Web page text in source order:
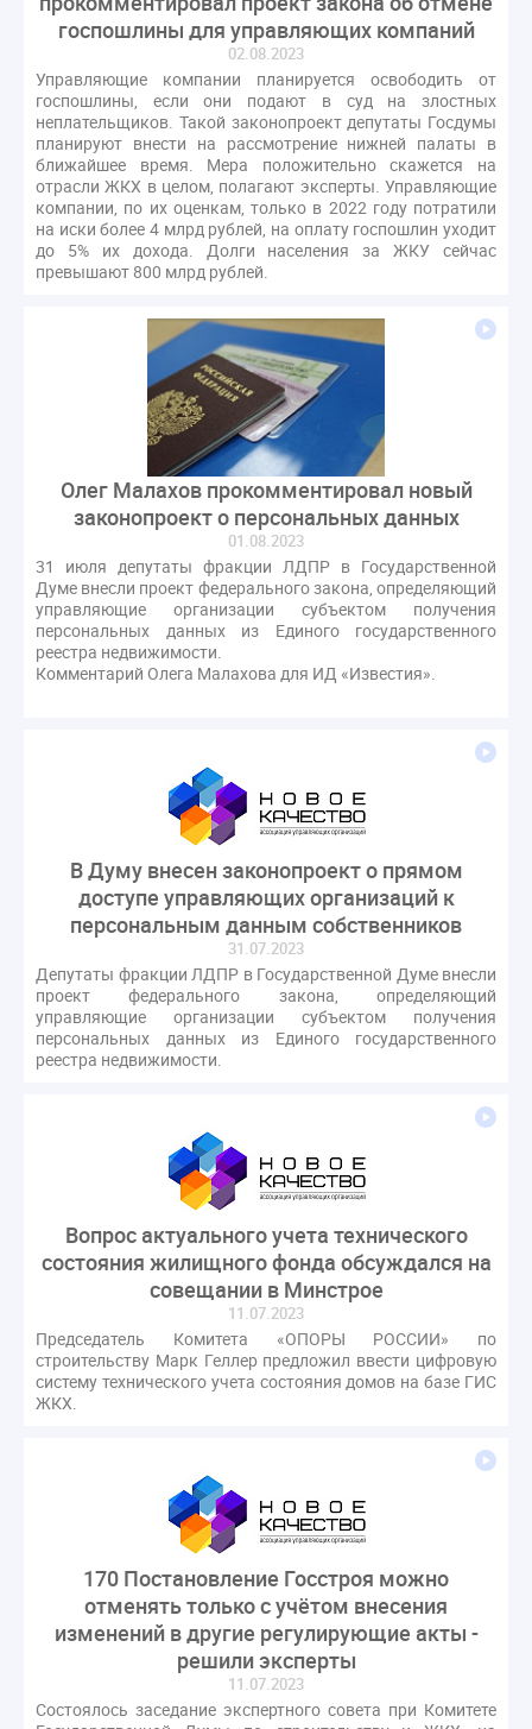
госпошлины для управляющих компаний
02.08.2023
Управляющие компании планируется освободить от
госпошлины, если они подают в суд на злостных
неплательщиков. Такой законопроект депутаты Госдумы
планируют внести на рассмотрение нижней палаты в
ближайшее время. Мера положительно скажется на
отрасли ЖКХ в целом, полагают эксперты. Управляющие
компании, по их оценкам, только в 2022 году потратили
на иски более 4 млрд рублей, на оплату госпошлин уходит
до 5% их дохода. Долги населения за ЖКУ сейчас
превышают 800 млрд рублей.
Олег Малахов прокомментировал новый
законопроект о персональных данных
01.08.2023
31 июля депутаты фракции ЛДПР в Государственной
Думе внесли проект федерального закона, определяющий
управляющие организации субъектом получения
персональных данных из Единого государственного
реестра недвижимости.
Комментарий Олега Малахова для ИД «Известия».
В Думу внесен законопроект о прямом
доступе управляющих организаций к
персональным данным собственников
31.07.2023
Депутаты фракции ЛДПР в Государственной Думе внесли
проект федерального закона, определяющий
управляющие организации субъектом получения
персональных данных из Единого государственного
реестра недвижимости.
Вопрос актуального учета технического
состояния жилищного фонда обсуждался на
совещании в Минстрое
11.07.2023
Председатель Комитета «ОПОРЫ РОССИИ» по
строительству Марк Геллер предложил ввести цифровую
систему технического учета состояния домов на базе ГИС
ЖКХ.
170 Постановление Госстроя можно
отменять только с учётом внесения
изменений в другие регулирующие акты -
решили эксперты
11.07.2023
Состоялось заседание экспертного совета при Комитете